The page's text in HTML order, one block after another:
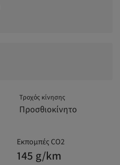
Τροχός κίνησης
Προσθιοκίνητο
Εκπομπές CO2
145 g/km